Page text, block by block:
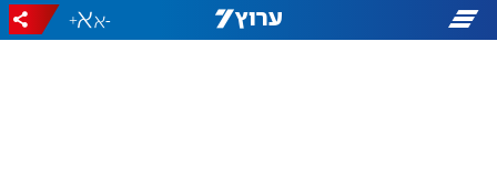
-
+